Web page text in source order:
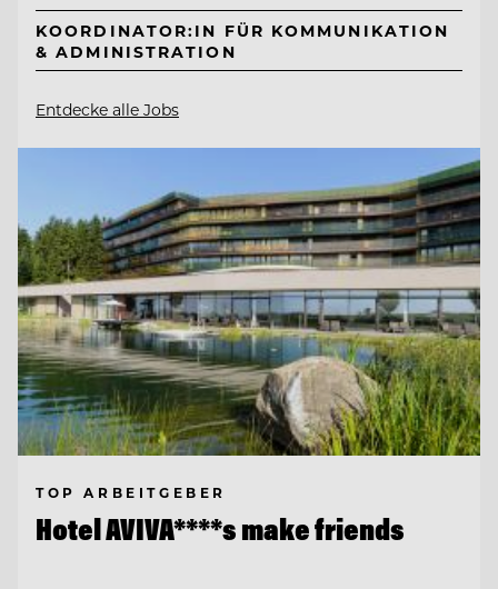
KOORDINATOR:IN FÜR KOMMUNIKATION
& ADMINISTRATION
Entdecke alle Jobs
TOP ARBEITGEBER
Hotel AVIVA****s make friends